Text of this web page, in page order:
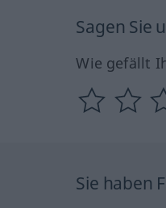
Sagen Sie
Wie gefällt
Sie haben